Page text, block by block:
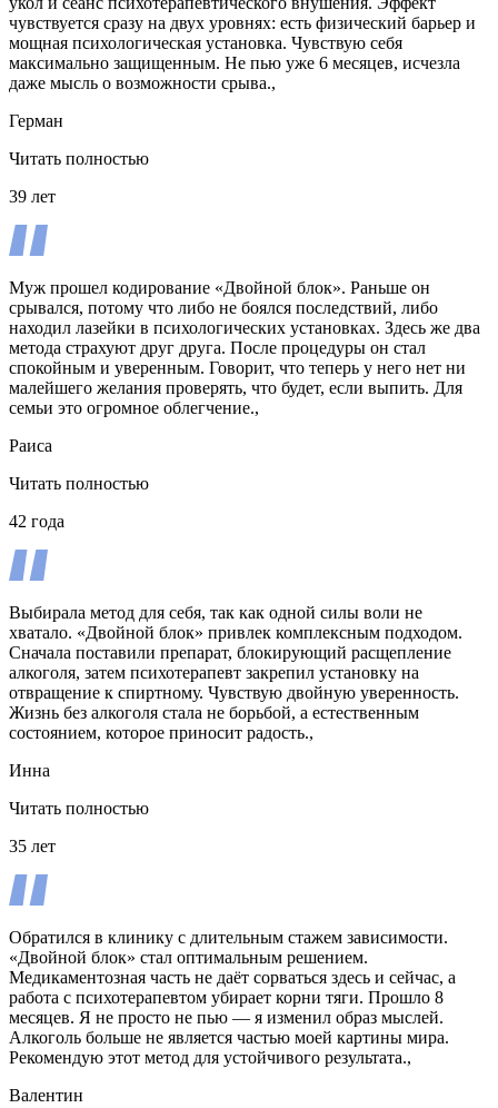
чувствуется сразу на двух уровнях: есть физический барьер и
мощная психологическая установка. Чувствую себя
максимально защищенным. Не пью уже 6 месяцев, исчезла
даже мысль о возможности срыва.,
Герман
Читать полностью
39 лет
Муж прошел кодирование «Двойной блок». Раньше он
срывался, потому что либо не боялся последствий, либо
находил лазейки в психологических установках. Здесь же два
метода страхуют друг друга. После процедуры он стал
спокойным и уверенным. Говорит, что теперь у него нет ни
малейшего желания проверять, что будет, если выпить. Для
семьи это огромное облегчение.,
Раиса
Читать полностью
42 года
Выбирала метод для себя, так как одной силы воли не
хватало. «Двойной блок» привлек комплексным подходом.
Сначала поставили препарат, блокирующий расщепление
алкоголя, затем психотерапевт закрепил установку на
отвращение к спиртному. Чувствую двойную уверенность.
Жизнь без алкоголя стала не борьбой, а естественным
состоянием, которое приносит радость.,
Инна
Читать полностью
35 лет
Обратился в клинику с длительным стажем зависимости.
«Двойной блок» стал оптимальным решением.
Медикаментозная часть не даёт сорваться здесь и сейчас, а
работа с психотерапевтом убирает корни тяги. Прошло 8
месяцев. Я не просто не пью — я изменил образ мыслей.
Алкоголь больше не является частью моей картины мира.
Рекомендую этот метод для устойчивого результата.,
Валентин